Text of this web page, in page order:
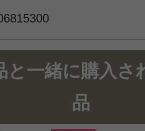
のクチコミ
ュー
と一緒に購入さ
品